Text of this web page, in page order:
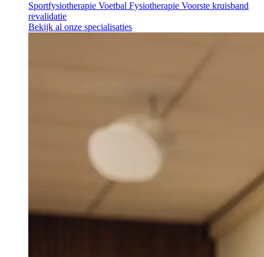
Sportfysiotherapie Voetbal Fysiotherapie Voorste kruisband
revalidatie
Bekijk al onze specialisaties